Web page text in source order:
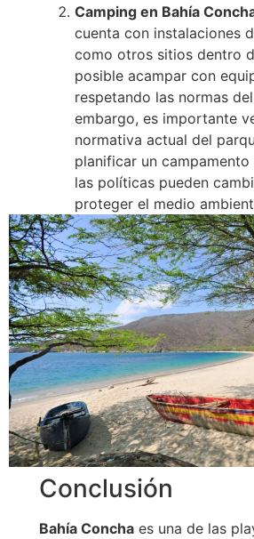
Camping en Bahía
cuenta con instalaciones
como otros sitios dentro
posible acampar con
respetando las normas
embargo, es importante
normativa actual del
planificar un campamento
las políticas pueden
proteger el medio
Conclusión
Bahía Concha es una de las